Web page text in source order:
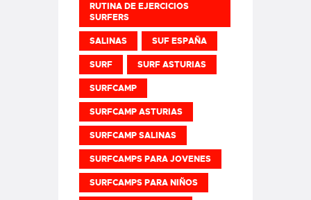
RUTINA DE EJERCICIOS
SURFERS
SALINAS SUF ESPAÑA
SURF SURF ASTURIAS
SURFCAMP
SURFCAMP ASTURIAS
SURFCAMP SALINAS
SURFCAMPS PARA JOVENES
SURFCAMPS PARA NIÑOS